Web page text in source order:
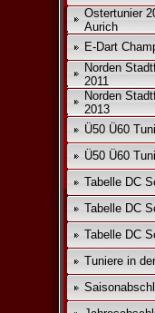
Ostertunier
Aurich
E-Dart
Norden
2011
Norden
2013
Ü50 Ü60
Ü50 Ü60
Tabelle DC
Tabelle DC
Tabelle DC
Tuniere in